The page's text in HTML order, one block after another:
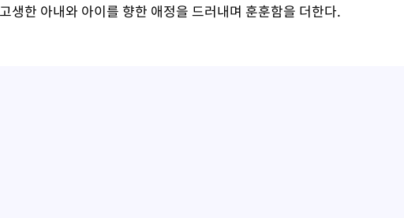
생한 아내와 아이를 향한 애정을 드러내며 훈훈함을 더한다.